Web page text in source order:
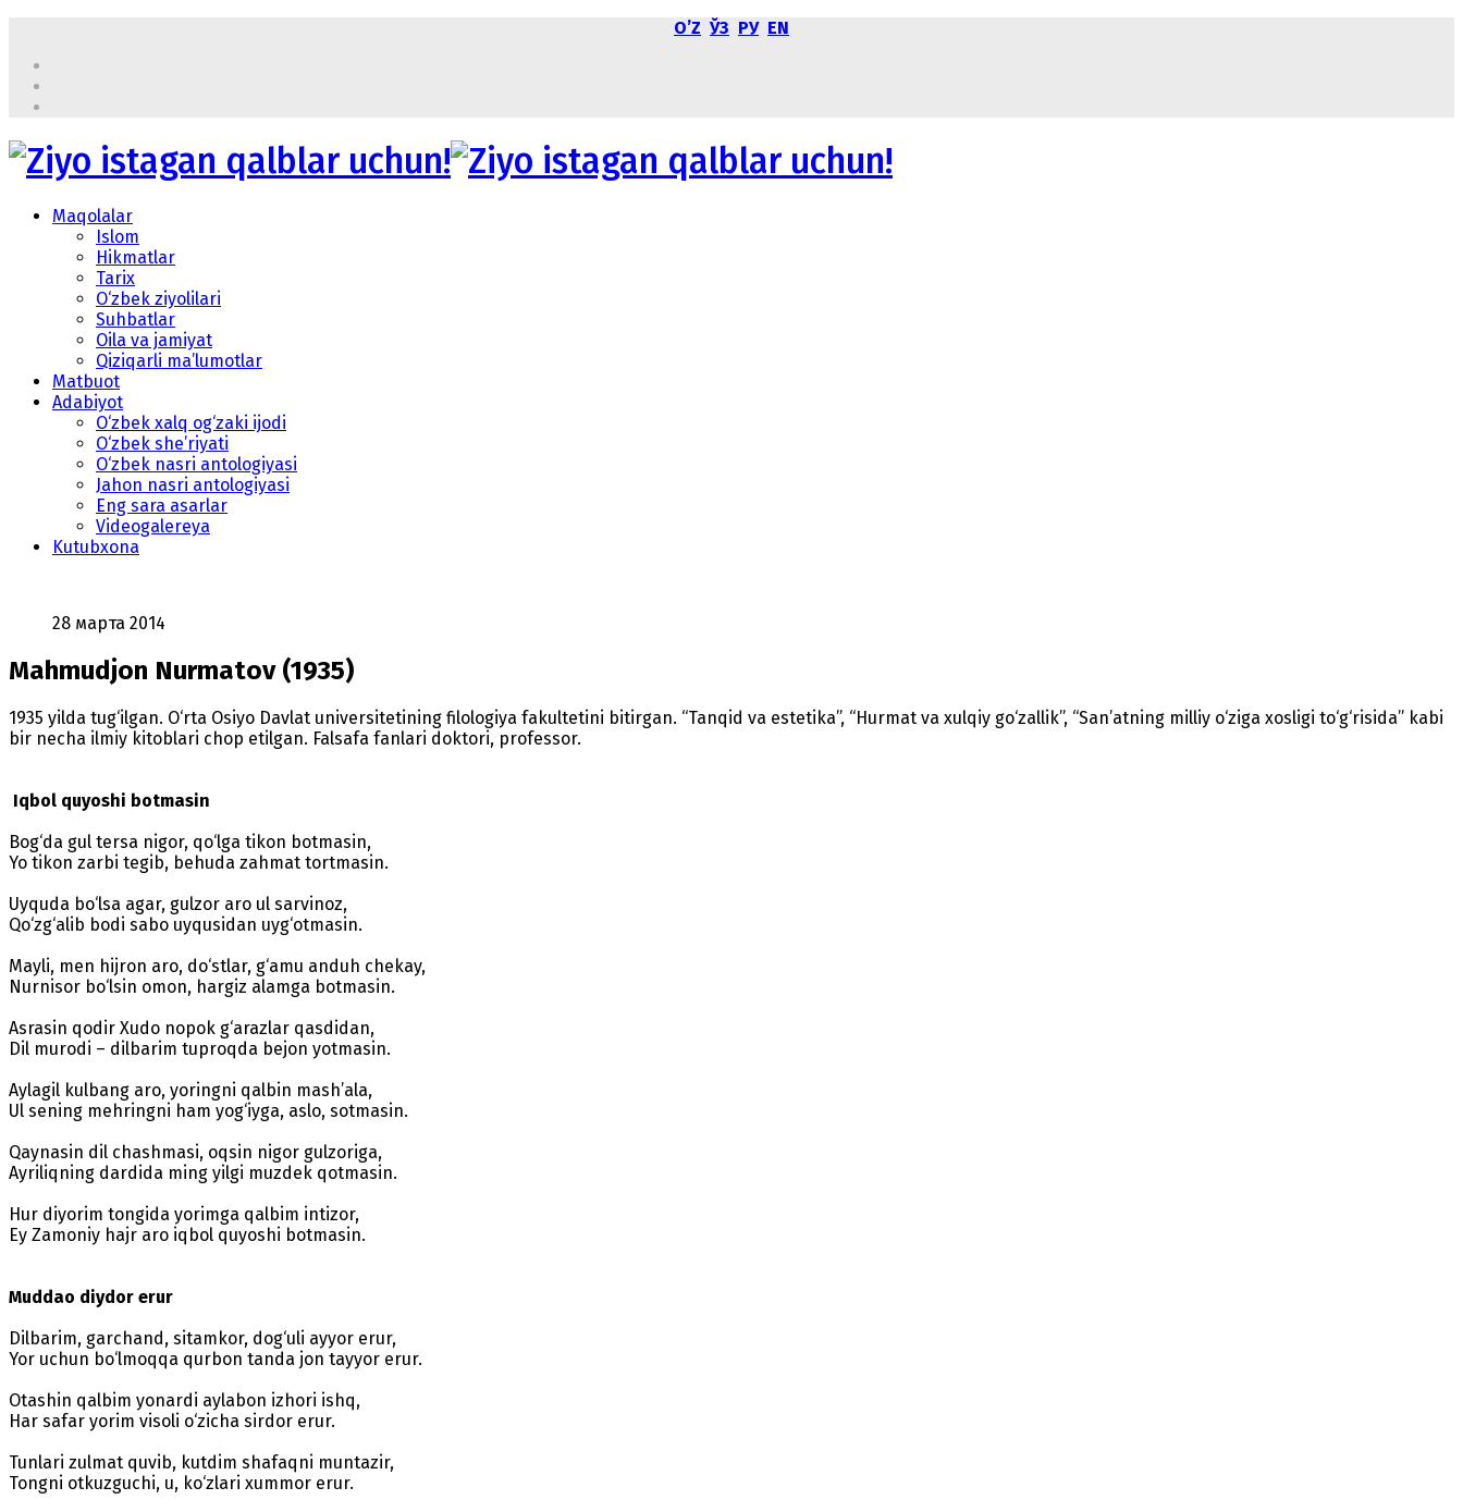
OʼZ ЎЗ РУ EN
Maqolalar
Islom
Hikmatlar
Tarix
O‘zbek ziyolilari
Suhbatlar
Oila va jamiyat
Qiziqarli ma’lumotlar
Matbuot
Adabiyot
O‘zbek xalq og‘zaki ijodi
O‘zbek she’riyati
O‘zbek nasri antologiyasi
Jahon nasri antologiyasi
Eng sara asarlar
Videogalereya
Kutubxona
28 марта 2014
Mahmudjon Nurmatov (1935)
1935 yilda tug‘ilgan. O‘rta Osiyo Davlat universitetining filologiya fakultetini bitirgan. “Tanqid va estetika”, “Hurmat va xulqiy go‘zallik”, “San’atning milliy o‘ziga xosligi to‘g‘risida” kabi
bir necha ilmiy kitoblari chop etilgan. Falsafa fanlari doktori, professor.
Iqbol quyoshi botmasin
Bog‘da gul tersa nigor, qo‘lga tikon botmasin,
Yo tikon zarbi tegib, behuda zahmat tortmasin.
Uyquda bo‘lsa agar, gulzor aro ul sarvinoz,
Qo‘zg‘alib bodi sabo uyqusidan uyg‘otmasin.
Mayli, men hijron aro, do‘stlar, g‘amu anduh chekay,
Nurnisor bo‘lsin omon, hargiz alamga botmasin.
Asrasin qodir Xudo nopok g‘arazlar qasdidan,
Dil murodi – dilbarim tuproqda bejon yotmasin.
Aylagil kulbang aro, yoringni qalbin mash’ala,
Ul sening mehringni ham yog‘iyga, aslo, sotmasin.
Qaynasin dil chashmasi, oqsin nigor gulzoriga,
Ayriliqning dardida ming yilgi muzdek qotmasin.
Hur diyorim tongida yorimga qalbim intizor,
Ey Zamoniy hajr aro iqbol quyoshi botmasin.
Muddao diydor erur
Dilbarim, garchand, sitamkor, dog‘uli ayyor erur,
Yor uchun bo‘lmoqqa qurbon tanda jon tayyor erur.
Otashin qalbim yonardi aylabon izhori ishq,
Har safar yorim visoli o‘zicha sirdor erur.
Tunlari zulmat quvib, kutdim shafaqni muntazir,
Tongni otkuzguchi, u, ko‘zlari xummor erur.